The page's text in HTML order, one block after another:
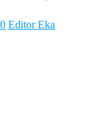
Editor Eka